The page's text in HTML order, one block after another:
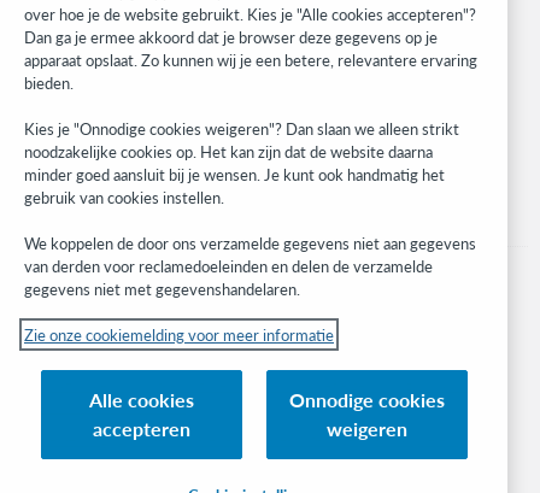
Developer Network
Stay in the know.
Get the latest product updates, research, events, and much more—
right to your inbox.
Subscribe now
© 2023 OCLC
Inc. en buitenlandse filialen
Cookiemelding Lijst met cookies en cookie-instellingen Privacybeleid
over hoe je de website gebruikt. Kies je "Alle cookies accepteren"?
Dan ga je ermee akkoord dat je browser deze gegevens op je
apparaat opslaat. Zo kunnen wij je een betere, relevantere ervaring
bieden.
Kies je "Onnodige cookies weigeren"? Dan slaan we alleen strikt
noodzakelijke cookies op. Het kan zijn dat de website daarna
minder goed aansluit bij je wensen. Je kunt ook handmatig het
gebruik van cookies instellen.
We koppelen de door ons verzamelde gegevens niet aan gegevens
van derden voor reclamedoeleinden en delen de verzamelde
gegevens niet met gegevenshandelaren.
Zie onze cookiemelding voor meer informatie
Alle cookies
accepteren
Onnodige cookies
weigeren